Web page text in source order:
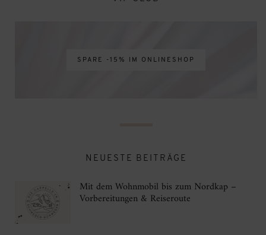
SPARE -15% IM ONLINESHOP
NEUESTE BEITRÄGE
Mit dem Wohnmobil bis zum Nordkap –
Vorbereitungen & Reiseroute